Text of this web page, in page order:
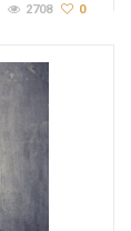
2708 0